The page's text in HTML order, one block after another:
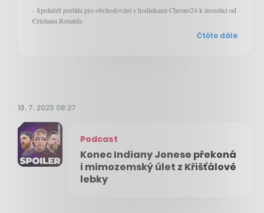
- Spolušéf portálu pro obchodování s hodinkami Chrono24 k investici od
Cristiana Ronalda
Čtěte dále
13. 7. 2023 08:27
Podcast
Konec Indiany Jonese překoná
i mimozemský úlet z Křišťálové
lebky